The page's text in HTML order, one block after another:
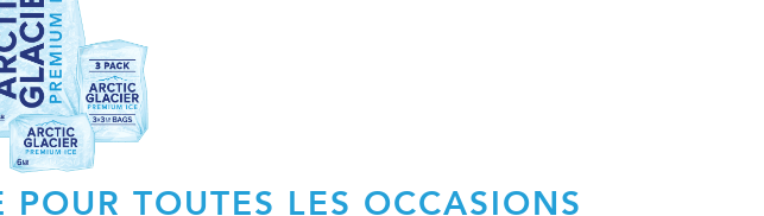
TOUTES LES OCCASIONS